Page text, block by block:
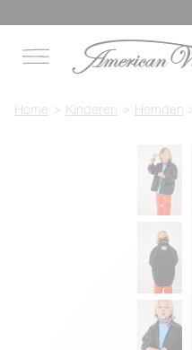
Home Kinderen Hemden